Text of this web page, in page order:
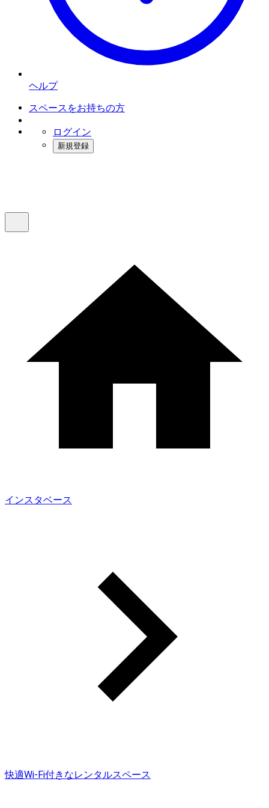
ヘルプ
スペースをお持ちの方
ログイン
新規登録
インスタベース
快適Wi-Fi付きなレンタルスペース